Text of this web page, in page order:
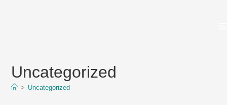
Uncategorized
> Uncategorized